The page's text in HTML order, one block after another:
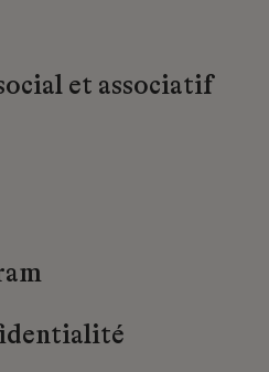
et associatif